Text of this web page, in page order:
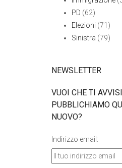
PD (62)
Elezioni (71)
Sinistra (79)
NEWSLETTER
VUOI CHE TI
PUBBLICHIAMO
NUOVO?
Indirizzo email: